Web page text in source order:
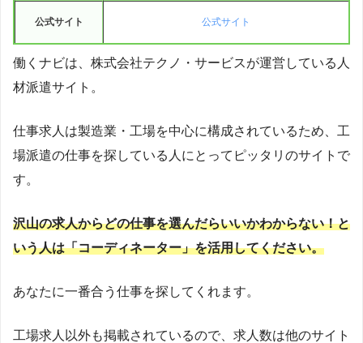
公式サイト 公式サイト
働くナビは、株式会社テクノ・サービスが運営している人
材派遣サイト。
仕事求人は製造業・工場を中心に構成されているため、工
場派遣の仕事を探している人にとってピッタリのサイトで
す。
沢山の求人からどの仕事を選んだらいいかわからない！と
いう人は「コーディネーター」を活用してください。
あなたに一番合う仕事を探してくれます。
工場求人以外も掲載されているので、求人数は他のサイト